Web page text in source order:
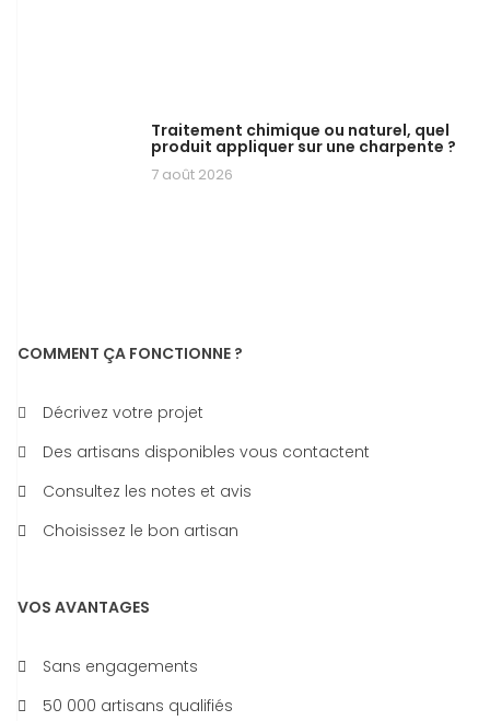
Traitement chimique ou naturel, quel
produit appliquer sur une charpente ?
7 août 2026
COMMENT ÇA FONCTIONNE ?
Décrivez votre projet
Des artisans disponibles vous contactent
Consultez les notes et avis
Choisissez le bon artisan
VOS AVANTAGES
Sans engagements
50 000 artisans qualifiés